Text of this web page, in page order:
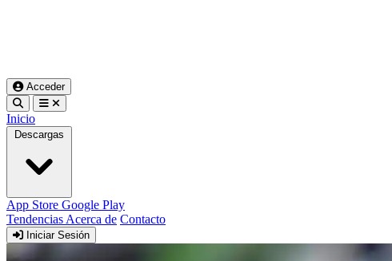
Acceder
Inicio
Descargas
App Store Google Play
Tendencias Acerca de Contacto
Iniciar Sesión